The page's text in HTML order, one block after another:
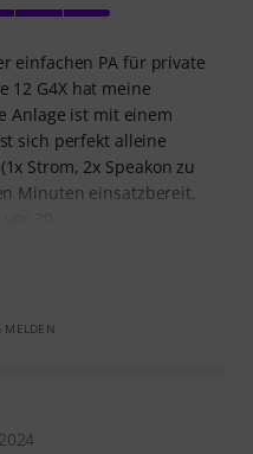
einfachen PA für private
12 G4X hat meine
Anlage ist mit einem
sich perfekt alleine
Strom, 2x Speakon zu
Minuten einsatzbereit.
MELDEN